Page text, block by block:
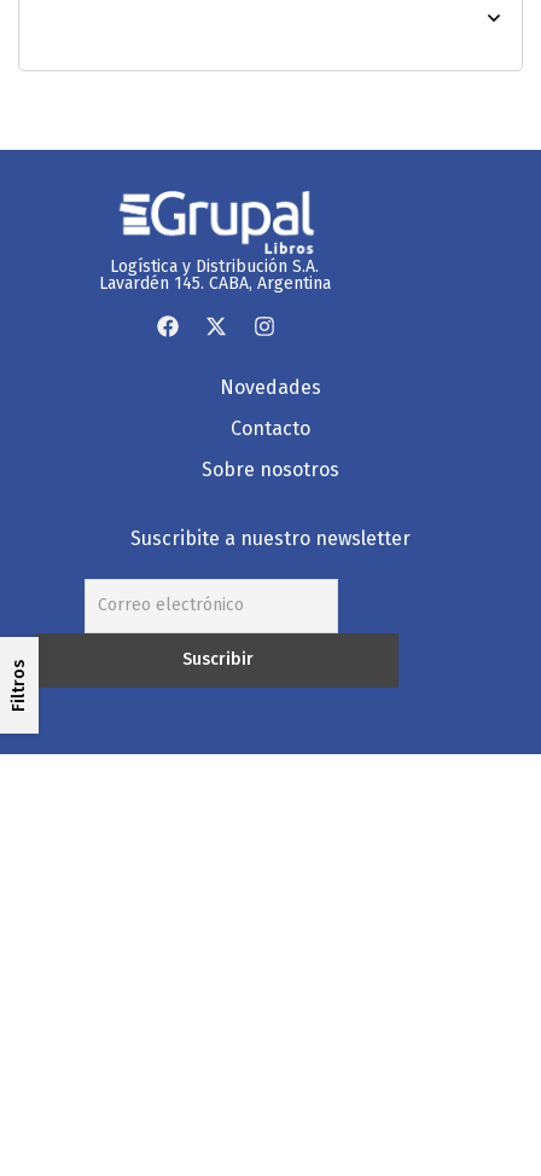
Filtros
Logística y Distribución S.A.
Lavardén 145. CABA, Argentina
Novedades
Contacto
Sobre nosotros
Suscribite a nuestro newsletter